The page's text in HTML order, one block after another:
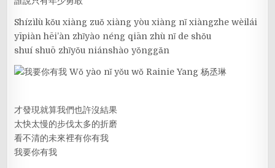
Shízìlù kǒu xiàng zuǒ xiàng yòu xiàng nǐ xiàngzhe wèilái
yīpiàn hēi’àn zhǐyào néng qiān zhù nǐ de shǒu
shuí shuō zhǐyǒu niánshào yǒnggǎn
才發現就算我們也許沒結果
太快太慢的步伐太多的折磨
看不清的未來裡有你有我
我要你有我